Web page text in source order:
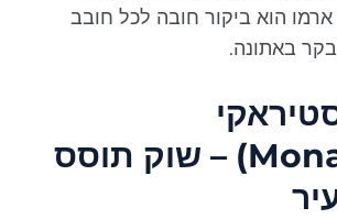
הוא ביקור חובה לכל חובב
באתונה.
(Monastiraki) – שוק תוסס